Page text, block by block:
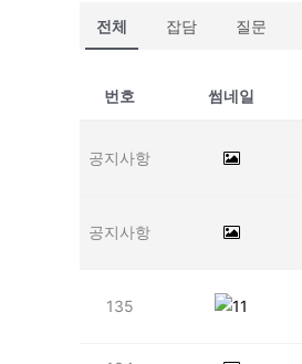
전체 잡담 질문
번호 썸네일
공지사항
공지사항
135